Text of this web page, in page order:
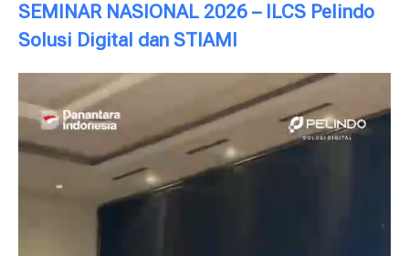
SEMINAR NASIONAL 2026 – ILCS Pelindo
Solusi Digital dan STIAMI